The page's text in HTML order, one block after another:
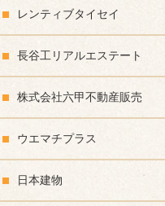
レンティブタイセイ
長谷工リアルエステート
株式会社六甲不動産販売
ウエマチプラス
日本建物